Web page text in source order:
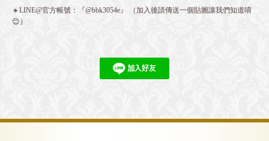
🔸LINE@官方帳號：『@bbk3054e』 （加入後請傳送一個貼圖讓我們知道唷
😊）